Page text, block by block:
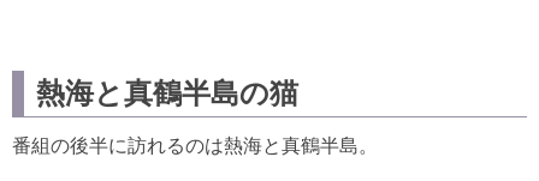
熱海と真鶴半島の猫
番組の後半に訪れるのは熱海と真鶴半島。